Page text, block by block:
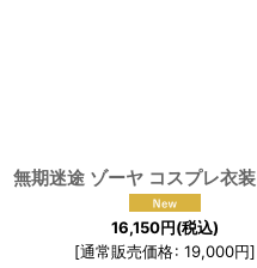
無期迷途 ゾーヤ コスプレ衣装
16,150円(税込)
[通常販売価格: 19,000円]